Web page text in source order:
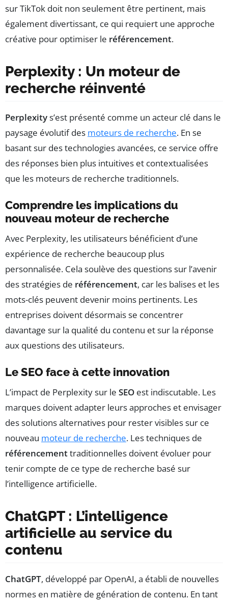
sur TikTok doit non seulement être pertinent, mais
également divertissant, ce qui requiert une approche
créative pour optimiser le référencement.
Perplexity : Un moteur de
recherche réinventé
Perplexitys’est présenté comme un acteur clé dans le
paysage évolutif des moteurs de recherche. En se
basant sur des technologies avancées, ce service offre
des réponses bien plus intuitives et contextualisées
que les moteurs de recherche traditionnels.
Comprendre les implications du
nouveau moteur de recherche
Avec Perplexity, les utilisateurs bénéficient d’une
expérience de recherche beaucoup plus
personnalisée. Cela soulève des questions sur l’avenir
des stratégies de référencement, car les balises et les
mots-clés peuvent devenir moins pertinents. Les
entreprises doivent désormais se concentrer
davantage sur la qualité du contenu et sur la réponse
aux questions des utilisateurs.
Le SEO face à cette innovation
L’impact de Perplexity sur le SEO est indiscutable. Les
marques doivent adapter leurs approches et envisager
des solutions alternatives pour rester visibles sur ce
nouveau moteur de recherche. Les techniques de
référencementtraditionnelles doivent évoluer pour
tenir compte de ce type de recherche basé sur
l’intelligence artificielle.
ChatGPT : L’intelligence
artificielle au service du
contenu
ChatGPT, développé par OpenAI, a établi de nouvelles
normes en matière de génération de contenu. En tant